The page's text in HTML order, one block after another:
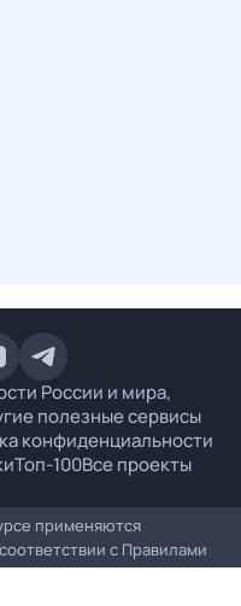
России и мира,
полезные сервисы
конфиденциальности
Топ-100Все проекты
применяются
с Правилами